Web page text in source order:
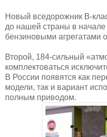
Новый вседорожник В-
до нашей страны в начале
бензиновыми агрегатами
Второй, 184-сильный
комплектоваться
В России появятся как
модели, так и вариант
полным приводом.